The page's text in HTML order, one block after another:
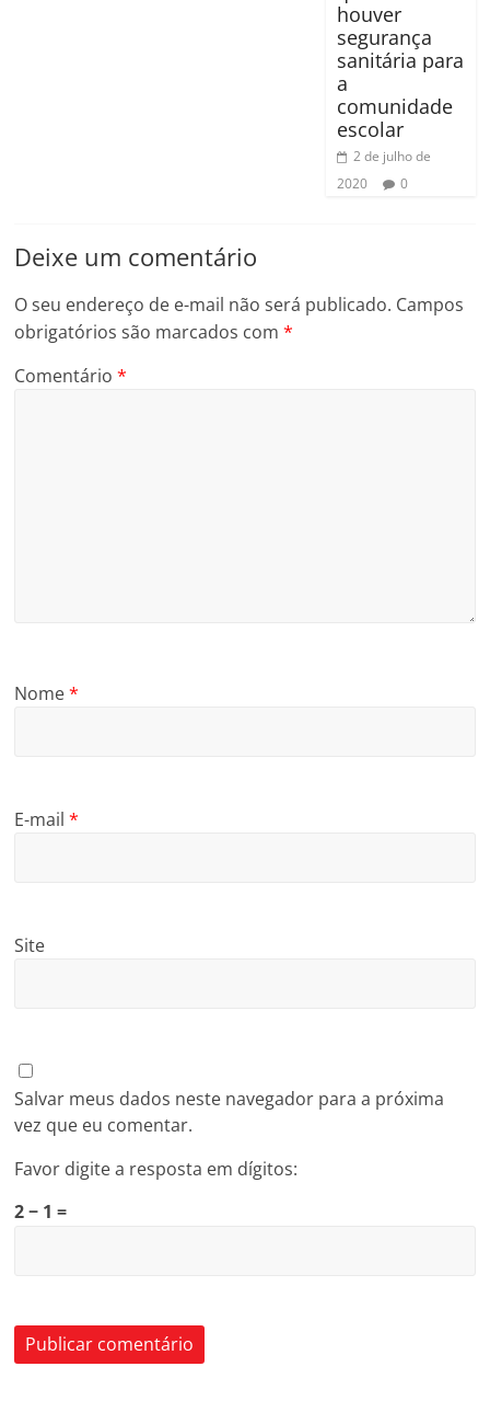
houver
segurança
sanitária para
a
comunidade
escolar
2 de julho de
2020
0
Deixe um comentário
O seu endereço de e-mail não será publicado. Campos
obrigatórios são marcados com*
Comentário*
Nome*
E-mail*
Site
Salvar meus dados neste navegador para a próxima
vez que eu comentar.
Favor digite a resposta em dígitos:
2 − 1 =